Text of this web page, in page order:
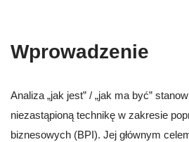
Wprowadzenie
Analiza „jak jest” / „jak ma być”
niezastąpioną technikę w zakresie
biznesowych (BPI). Jej głównym